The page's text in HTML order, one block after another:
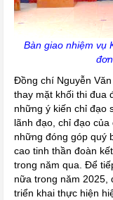
Bàn giao nhiệm vụ
Đồng chí Nguyễn Văn
thay mặt khối thi đua
những ý kiến chỉ đạo
lãnh đạo, chỉ đạo
những đóng góp quý
cao tinh thần đoàn
trong năm qua. Để
nữa trong năm 2025,
triển khai thực hiện